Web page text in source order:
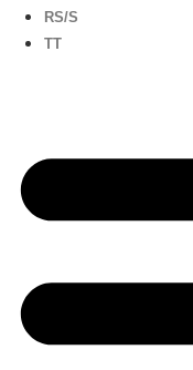
RS/S
TT